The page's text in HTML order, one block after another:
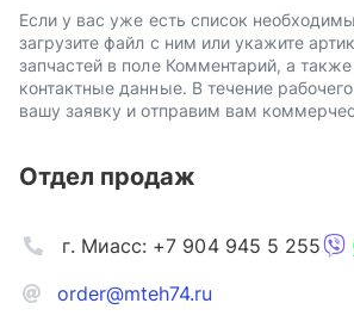
Если у вас уже есть список
загрузите файл с ним или укажите
запчастей в поле Комментарий, а также
контактные данные. В течение
вашу заявку и отправим вам
Отдел продаж
order@mteh74.ru
г. Миасс: +7 904 945 5 255